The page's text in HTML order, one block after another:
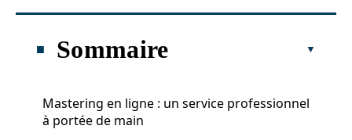
Sommaire
Mastering en ligne : un service professionnel
à portée de main